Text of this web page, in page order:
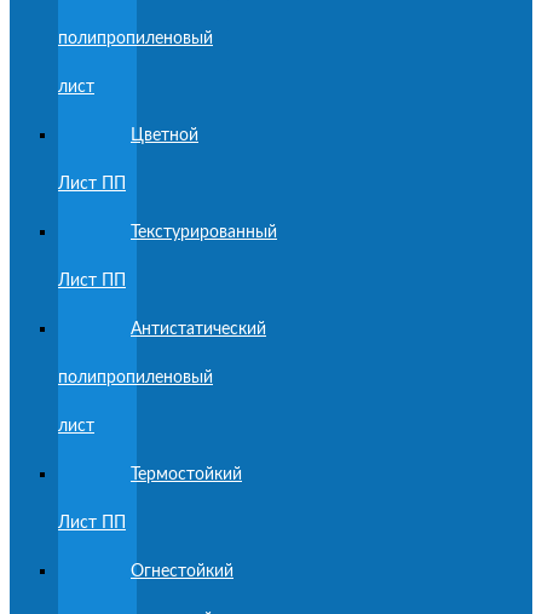
полипропиленовый
лист
Цветной
Лист ПП
Текстурированный
Лист ПП
Антистатический
полипропиленовый
лист
Термостойкий
Лист ПП
Огнестойкий